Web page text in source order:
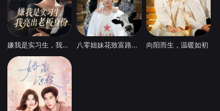
嫌我是实习生，我亮出老板身份 八零姐妹花致富路上捡个他 向阳而生，温暖如初